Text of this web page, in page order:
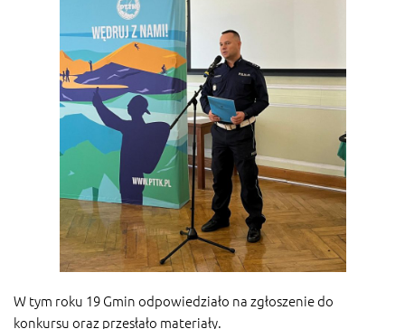
W tym roku 19 Gmin odpowiedziało na zgłoszenie do
konkursu oraz przesłało materiały.